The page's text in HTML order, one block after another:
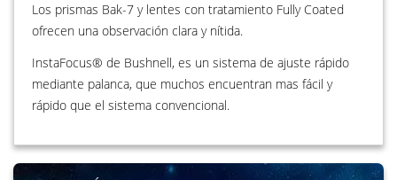
Los prismas Bak-7 y lentes con tratamiento Fully Coated
ofrecen una observación clara y nítida.
InstaFocus® de Bushnell, es un sistema de ajuste rápido
mediante palanca, que muchos encuentran mas fácil y
rápido que el sistema convencional.